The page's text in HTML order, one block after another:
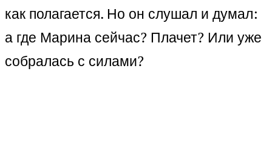
как полагается. Но он слушал и думал:
а где Марина сейчас? Плачет? Или уже
собралась с силами?